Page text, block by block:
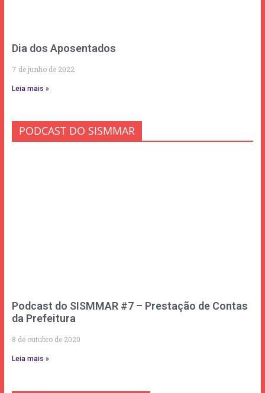
Dia dos Aposentados
7 de junho de 2022
Leia mais »
PODCAST DO SISMMAR
Podcast do SISMMAR #7 – Prestação de Contas
da Prefeitura
8 de outubro de 2020
Leia mais »